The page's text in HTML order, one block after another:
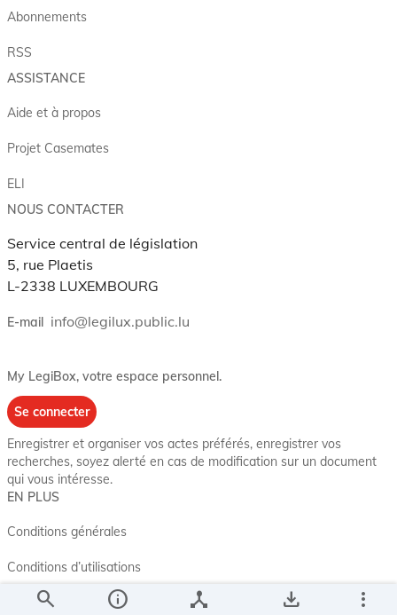
search info device_hub save_alt more_vert
Abonnements
RSS
ASSISTANCE
Aide et à propos
Projet Casemates
ELI
NOUS CONTACTER
Service central de législation
5, rue Plaetis
L-2338 LUXEMBOURG
E-mail info@legilux.public.lu
My LegiBox, votre espace personnel.
Se connecter
Enregistrer et organiser vos actes préférés, enregistrer vos
recherches, soyez alerté en cas de modification sur un document
qui vous intéresse.
EN PLUS
Conditions générales
Conditions d’utilisations
Accessibilité